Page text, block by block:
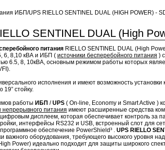
ИБП/UPS RIELLO SENTINEL DUAL (HIGH POWER) -
SENTINEL DUAL (High
питания RIELLO SENTINEL DUAL (High
6, 8,10 кВА и ИБП ( источники бесперебойного питания )
6.5, 8, 10кВА, основным режимом работы которых
исполнения и имеют возможность установки
стойку.
работы ИБП /UPS ( On-line, Economy и Smart Active )
непрерывного питания имеют расширенные средства
дисплеем, которая обеспечивает контроль за
интерфейсы RS232 и USB, встроенный слот для
обеспечение PowerShield³ . UPS RIELLO
важного оборудования, требующего высокого уровня
Power) идеально подходит для защиты широкого